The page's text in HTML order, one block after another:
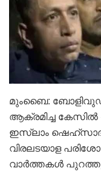
മുംബൈ:
ആക്രമിച്ച
ഇസ്‌ലാം
വിരലടയാള
വാർത്തകൾ